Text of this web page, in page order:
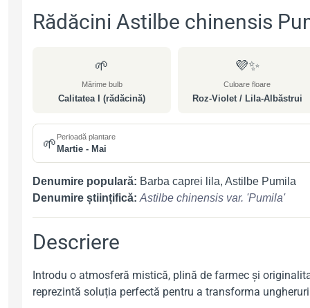
Rădăcini Astilbe chinensis
🌱
Mărime bulb
Calitatea I (rădăcină)
💜✨
Culoare floare
Roz-Violet / Lila-Albăstrui
🌱 Perioadă plantare
Martie - Mai
Denumire populară: Barba caprei lila, Astilbe Pumila
Denumire științifică: Astilbe chinensis var. 'Pumila'
Descriere
Introdu o atmosferă mistică, plină de farmec și
reprezintă soluția perfectă pentru a transforma